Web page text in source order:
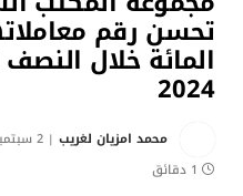
المائة خلال
2024
محمد امزيان لغريب 2 سبتمبر، 2024 | 12:58
1 دقائق